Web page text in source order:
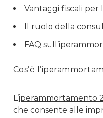
Vantaggi fiscali per
Il ruolo della
FAQ
Cos’è
L’iperammortamento
che consente alle